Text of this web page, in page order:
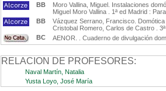
BB
Moro Vallina, Miguel. Instalaciones
Miguel Moro Vallina . 1ª ed Madrid :
BB
Vázquez Serrano, Francisco.
Cristobal Romero, Carlos de Castro .
BC
AENOR. . Cuaderno de divulgación
RELACION DE PROFESORES:
Naval Martín, Natalia
Yusta Loyo, José María